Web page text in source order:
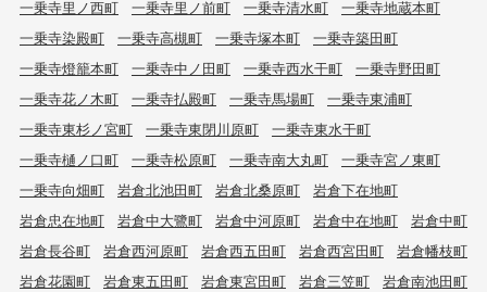
一乗寺里ノ西町 一乗寺里ノ前町 一乗寺清水町
一乗寺地蔵本町
一乗寺染殿町
一乗寺高槻町 一乗寺塚本町
一乗寺築田町
一乗寺燈籠本町
一乗寺中ノ田町 一乗寺西水干町
一乗寺野田町
一乗寺花ノ木町
一乗寺払殿町 一乗寺馬場町
一乗寺東浦町
一乗寺東杉ノ宮町
一乗寺東閉川原町
一乗寺東水干町
一乗寺樋ノ口町
一乗寺松原町 一乗寺南大丸町
一乗寺宮ノ東町
一乗寺向畑町
岩倉北池田町 岩倉北桑原町
岩倉下在地町
岩倉忠在地町
岩倉中大鷺町 岩倉中河原町 岩倉中在地町
岩倉中町
岩倉長谷町
岩倉西河原町 岩倉西五田町 岩倉西宮田町
岩倉幡枝町
岩倉花園町
岩倉東五田町 岩倉東宮田町 岩倉三笠町
岩倉南池田町